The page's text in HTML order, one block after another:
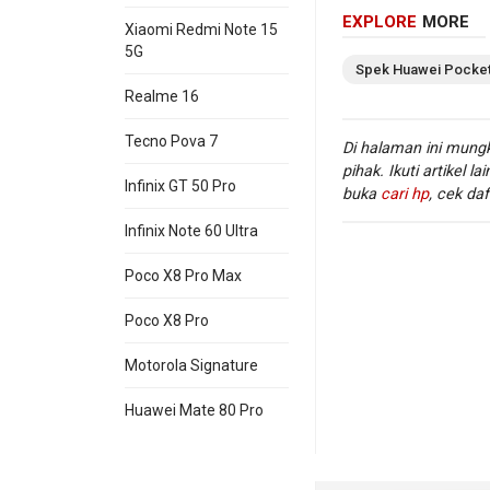
Xiaomi Redmi Note 15
5G
Realme 16
Tecno Pova 7
Infinix GT 50 Pro
Infinix Note 60 Ultra
Poco X8 Pro Max
Poco X8 Pro
Motorola Signature
Huawei Mate 80 Pro
EXPLORE MORE
Spek Huawei
Di halaman ini
pihak. Ikuti artikel
buka cari hp, cek